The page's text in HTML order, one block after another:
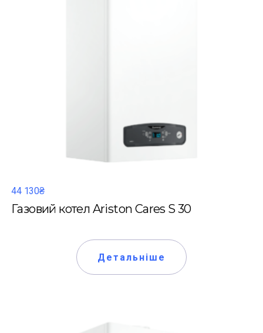
44 130₴
Газовий котел Ariston Cares S 30
Детальніше